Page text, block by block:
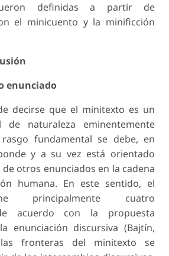
definidas a partir de
el minicuento y la minificción
enunciado
decirse que el minitexto es un
de naturaleza eminentemente
fundamental se debe, en
y a su vez está orientado
otros enunciados en la cadena
humana. En este sentido, el
principalmente cuatro
acuerdo con la propuesta
enunciación discursiva (Bajtín,
fronteras del minitexto se